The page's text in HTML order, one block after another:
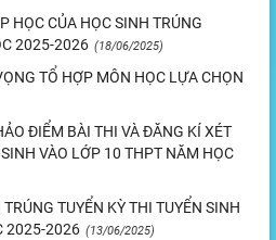
HỌC CỦA HỌC SINH TRÚNG
2025-2026 (18/06/2025)
TỔ HỢP MÔN HỌC LỰA CHỌN
ĐIỂM BÀI THI VÀ ĐĂNG KÍ XÉT
VÀO LỚP 10 THPT NĂM HỌC
TUYỂN KỲ THI TUYỂN SINH
2025-2026 (13/06/2025)